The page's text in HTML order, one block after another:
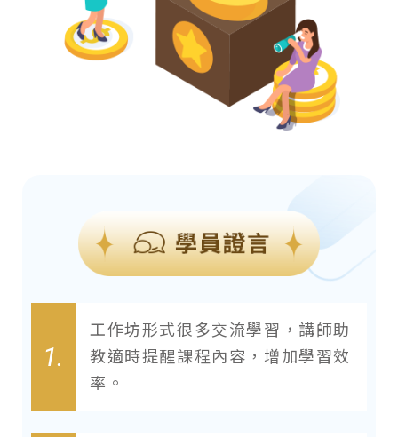
1.
工作坊形式很多交流學習，講師助
教適時提醒課程內容，增加學習效
率。